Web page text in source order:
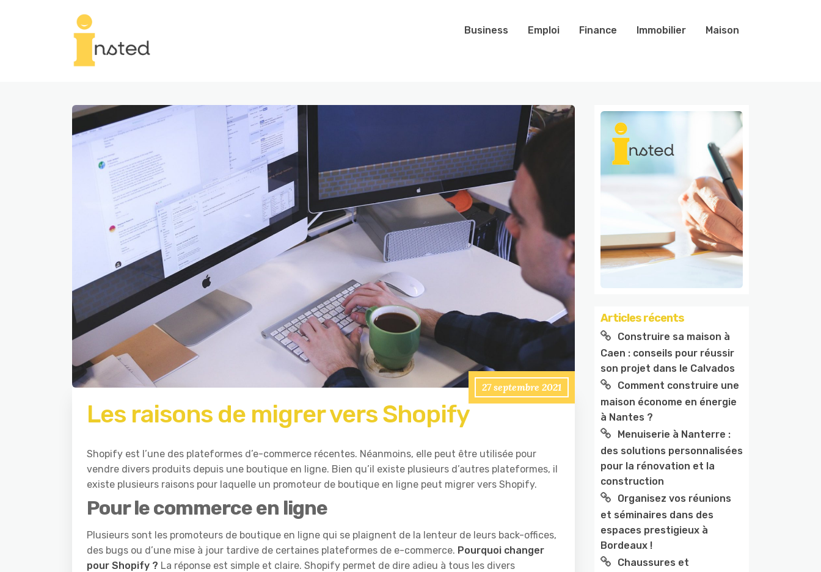
Business Emploi Finance Immobilier Maison
27 septembre 2021
Les raisons de migrer vers Shopify
Shopify est l’une des plateformes d’e-commerce récentes. Néanmoins, elle peut être utilisée pour
vendre divers produits depuis une boutique en ligne. Bien qu’il existe plusieurs d’autres plateformes, il
existe plusieurs raisons pour laquelle un promoteur de boutique en ligne peut migrer vers Shopify.
Pour le commerce en ligne
Plusieurs sont les promoteurs de boutique en ligne qui se plaignent de la lenteur de leurs back-offices,
des bugs ou d’une mise à jour tardive de certaines plateformes de e-commerce. Pourquoi changer
pour Shopify ? La réponse est simple et claire. Shopify permet de dire adieu à tous les divers
Articles récents
Construire sa maison à
Caen : conseils pour réussir
son projet dans le Calvados
Comment construire une
maison économe en énergie
à Nantes ?
Menuiserie à Nanterre :
des solutions personnalisées
pour la rénovation et la
construction
Organisez vos réunions
et séminaires dans des
espaces prestigieux à
Bordeaux !
Chaussures et